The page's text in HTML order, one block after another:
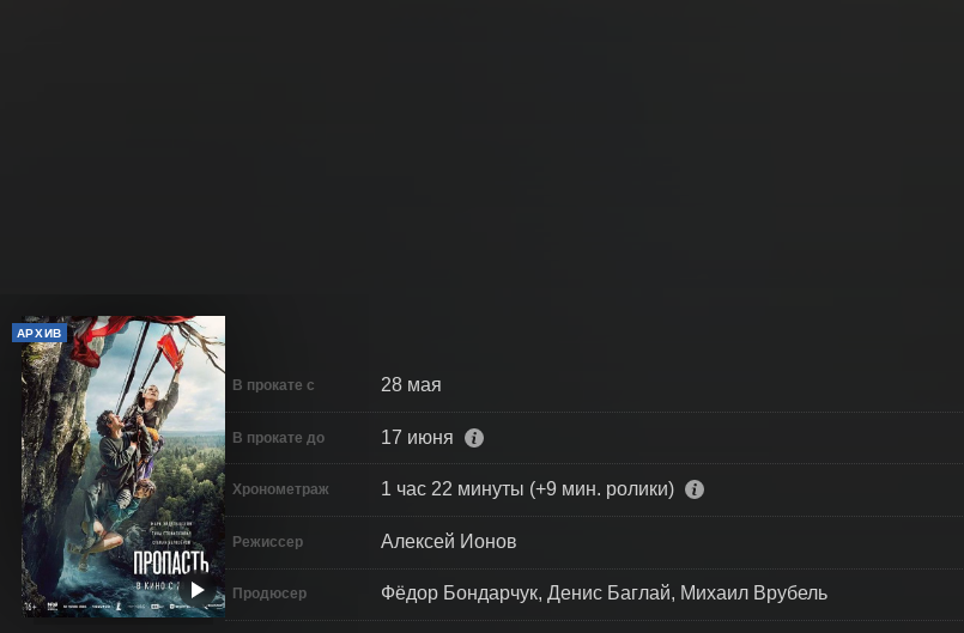
АРХИВ
В прокате с 28 мая
В прокате до 17 июня
Хронометраж 1 час 22 минуты (+9 мин. ролики)
Режиссер Алексей Ионов
Продюсер Фёдор Бондарчук, Денис Баглай, Михаил Врубель